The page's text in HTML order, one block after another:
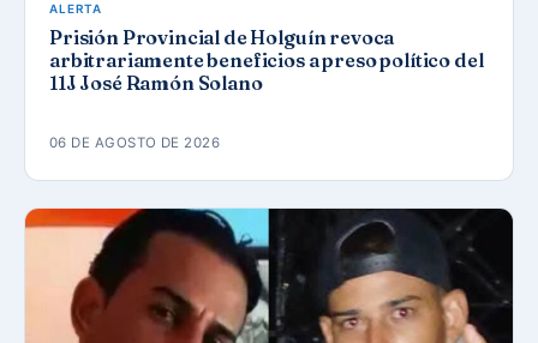
ALERTA
Prisión Provincial de Holguín revoca
arbitrariamente beneficios a preso político del
11J José Ramón Solano
06 DE AGOSTO DE 2026